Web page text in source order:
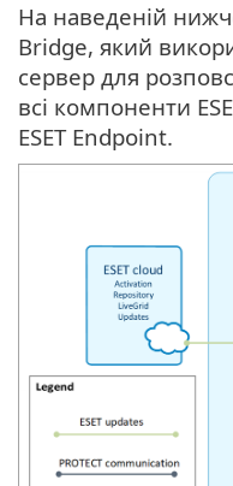
На наведеній
Bridge, який
сервер для
всі компоненти
ESET Endpoint.